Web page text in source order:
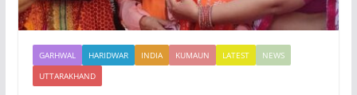
GARHWAL HARIDWAR INDIA KUMAUN LATEST
NEWS
UTTARAKHAND